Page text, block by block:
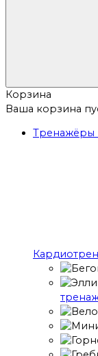
Корзина
Ваша корзина
Тренажёры